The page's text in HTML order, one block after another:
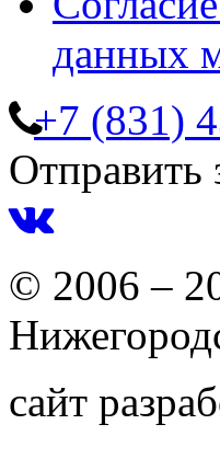
данных
+7 (831)
Отправить
© 2006 –
сайт